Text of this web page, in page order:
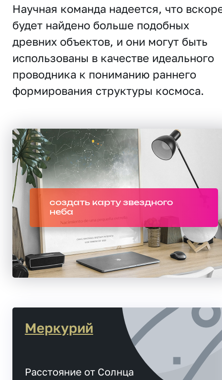
Научная команда надеется, что
будет найдено больше подобных
древних объектов, и они могут быть
использованы в качестве идеального
проводника к пониманию раннего
формирования структуры космоса.
создать карту звездного
неба
Меркурий
Расстояние от Солнца